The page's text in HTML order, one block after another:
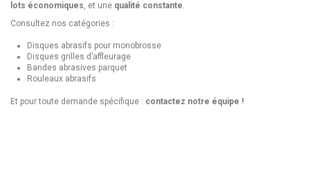
lots économiques, et une qualité constante.
Consultez nos catégories :
Disques abrasifs pour monobrosse
Disques grilles d’affleurage
Bandes abrasives parquet
Rouleaux abrasifs
Et pour toute demande spécifique : contactez notre équipe !